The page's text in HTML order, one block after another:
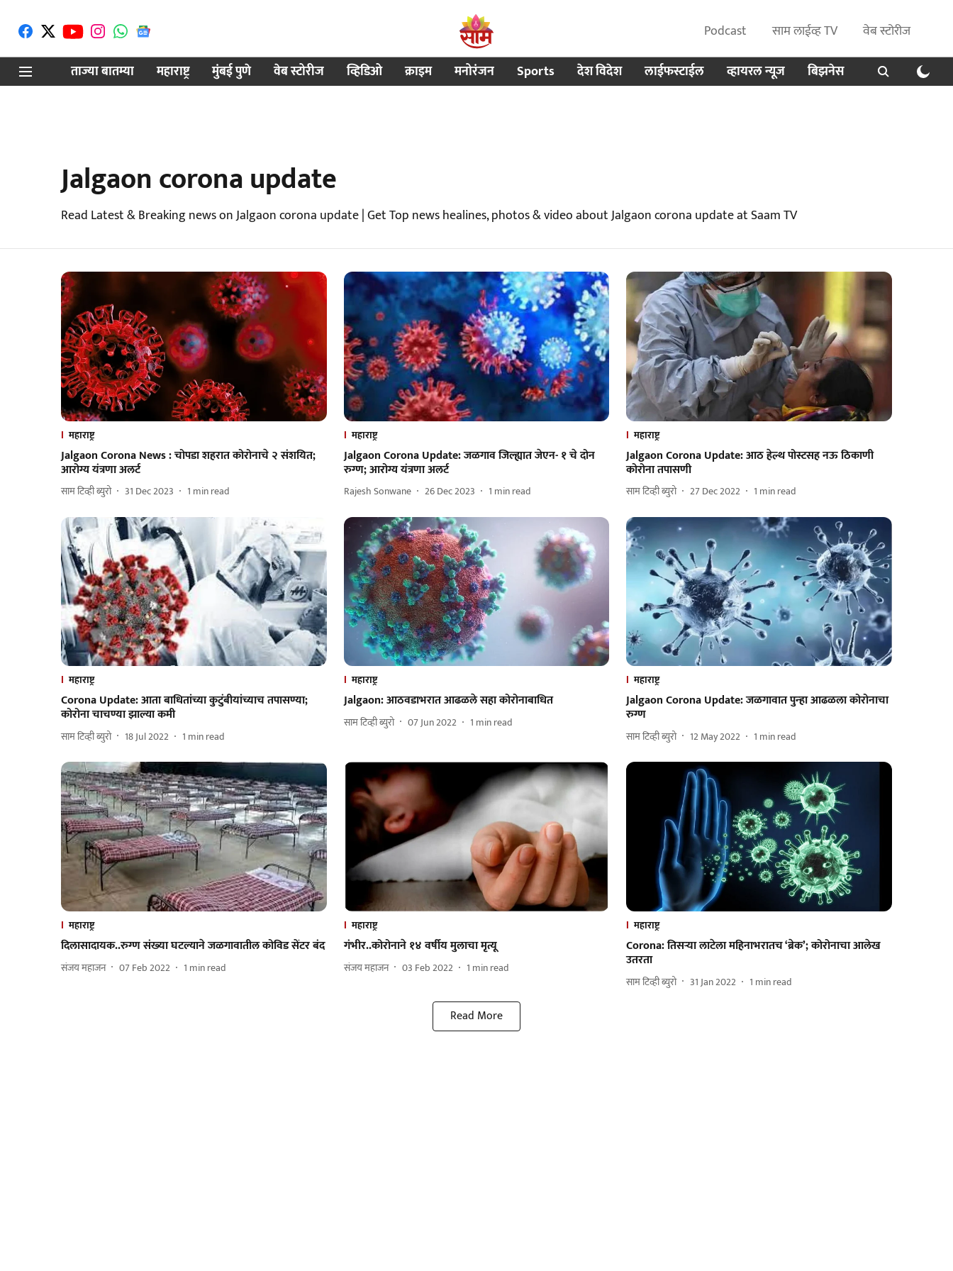
Podcast साम लाईव्ह TV
वेब स्टोरीज
ताज्या बातम्या
महाराष्ट्र मुंबई पुणे वेब स्टोरीज व्हिडिओ क्राइम मनोरंजन Sports देश विदेश लाईफस्टाईल व्हायरल न्यूज बिझनेस
Jalgaon corona update
Read Latest & Breaking news on Jalgaon corona update | Get Top news healines, photos & video about Jalgaon corona update at Saam TV
महाराष्ट्र
Jalgaon Corona News : चोपडा शहरात कोरोनाचे २ संशयित;
आरोग्य यंत्रणा अलर्ट
साम टिव्ही ब्युरो 31 Dec 2023 1 min read
महाराष्ट्र
Jalgaon Corona Update: जळगाव जिल्ह्यात जेएन- १ चे दोन
रुग्ण; आरोग्य यंत्रणा अलर्ट
Rajesh Sonwane 26 Dec 2023 1 min read
महाराष्ट्र
Jalgaon Corona Update: आठ हेल्थ पोस्टसह नऊ ठिकाणी
कोरोना तपासणी
साम टिव्ही ब्युरो 27 Dec 2022 1 min read
महाराष्ट्र
Corona Update: आता बाधितांच्या कुटुंबीयांच्याच तपासण्या;
कोरोना चाचण्या झाल्या कमी
साम टिव्ही ब्युरो 18 Jul 2022 1 min read
महाराष्ट्र
Jalgaon: आठवडाभरात आढळले सहा कोरोनाबाधित
साम टिव्ही ब्युरो 07 Jun 2022 1 min read
महाराष्ट्र
Jalgaon Corona Update: जळगावात पुन्‍हा आढळला कोरोनाचा
रुग्ण
साम टिव्ही ब्युरो 12 May 2022 1 min read
महाराष्ट्र
दिलासादायक..रुग्ण संख्‍या घटल्याने जळगावातील कोविड सेंटर बंद
संजय महाजन 07 Feb 2022 1 min read
महाराष्ट्र
गंभीर..कोरोनाने १४ वर्षीय मुलाचा मृत्यू
संजय महाजन 03 Feb 2022 1 min read
महाराष्ट्र
Corona: तिसऱ्या लाटेला महिनाभरातच ‘ब्रेक’; कोरोनाचा आलेख
उतरता
साम टिव्ही ब्युरो 31 Jan 2022 1 min read
Read More